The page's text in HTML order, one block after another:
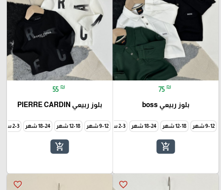
75 ₪
بلوز ربيعي boss
9-12 شهر 12-18 شهر 18-24 شهر 2-3 سنة 3-4 سنة 5-6 سنة 7-8 سنة 9-10 سنة
add_shopping_cart
55 ₪
بلوز ربيعي PIERRE CARDIN
9-12 شهر 12-18 شهر 18-24 شهر 2-3 سنة
add_shopping_cart
favorite_border
favorite_border